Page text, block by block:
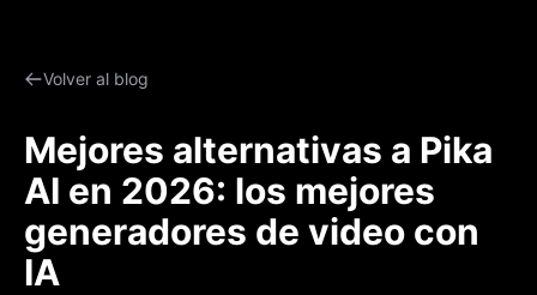
Volver al blog
Mejores alternativas a Pika
AI en 2026: los mejores
generadores de video con
IA